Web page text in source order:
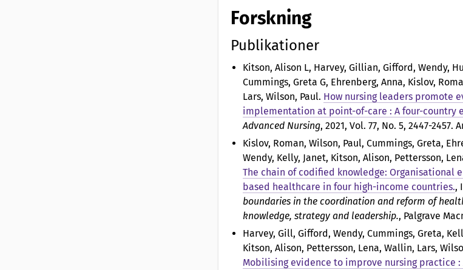
Forskning
Publikationer
Kitson, Alison L, Harvey, Gillian, Gifford, Wendy,
Cummings, Greta G, Ehrenberg, Anna, Kislov,
Lars, Wilson, Paul. How nursing leaders promote
implementation at point-of-care : A four-country
Advanced Nursing, 2021, Vol. 77, No. 5, 2447-
Kislov, Roman, Wilson, Paul, Cummings, Greta,
Wendy, Kelly, Janet, Kitson, Alison, Pettersson,
The chain of codified knowledge: Organisational
based healthcare in four high-income countries.,
boundaries in the coordination and reform of
knowledge, strategy and leadership., Palgrave
Harvey, Gill, Gifford, Wendy, Cummings, Greta,
Kitson, Alison, Pettersson, Lena, Wallin, Lars,
Mobilising evidence to improve nursing practice